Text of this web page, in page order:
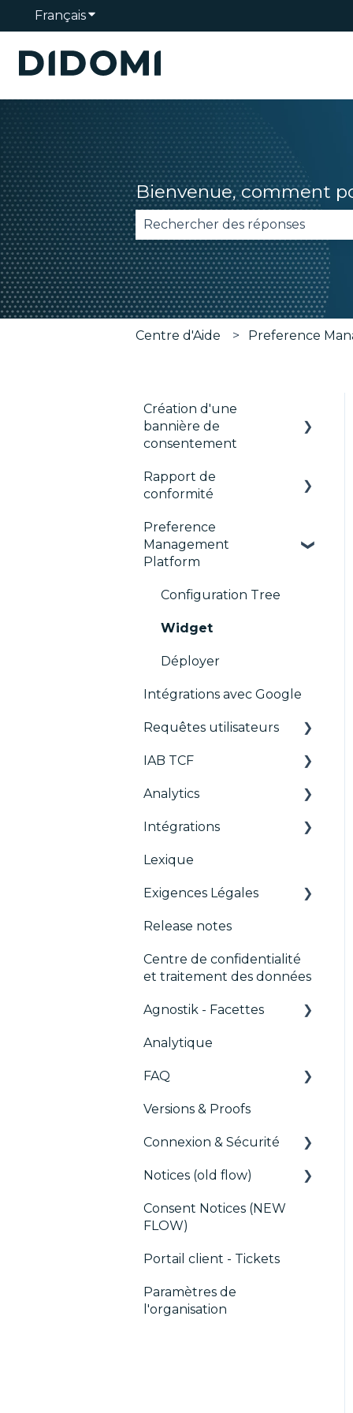
FrançaisAfficher le sous-menu pour les traductions
Bienvenue, comment
Il n'y a aucune suggestion car
Centre d'Aide Preference
Création d'une
bannière de
consentement
Les fondamentaux
Gérer les Vendors et
Purposes
Personnalisation
Multi-réglementations
Frameworks
Intégrations
Migration de la console
IAB GPP Framework
Rapport de
conformité
CMP Vendor Sync
Advanced Compliance
Preference
Management
Platform
Configuration Tree
Widget
Déployer
Intégrations avec Google
Requêtes utilisateurs
Requêtes utilisateurs
Widgets
IAB TCF
Google & le TCF
TCFv2 Présentation
Guides de Migration
TCF v2.2
Analytics
CMP
ACM (Advance
Monitoring)
Intégrations
AB testing
Paywalls
CMS
Analytics
génériques
Marketing automatisé
Lexique
Exigences Légales
Didomi SDK compliance
Release notes
Centre de confidentialité
et traitement des données
Agnostik - Facettes
Trackers
Analytique
FAQ
CMP / Configuration
pour les éditeurs
CMP / Implémenter
une bannière de
CMP / CPRA
Versions & Proofs
Connexion & Sécurité
SSO
Utilisateurs, Équipes et
Permissions
Notices (old flow)
Déploiement et tests
Consent Notices (NEW
FLOW)
Portail client - Tickets
Paramètres de
l'organisation